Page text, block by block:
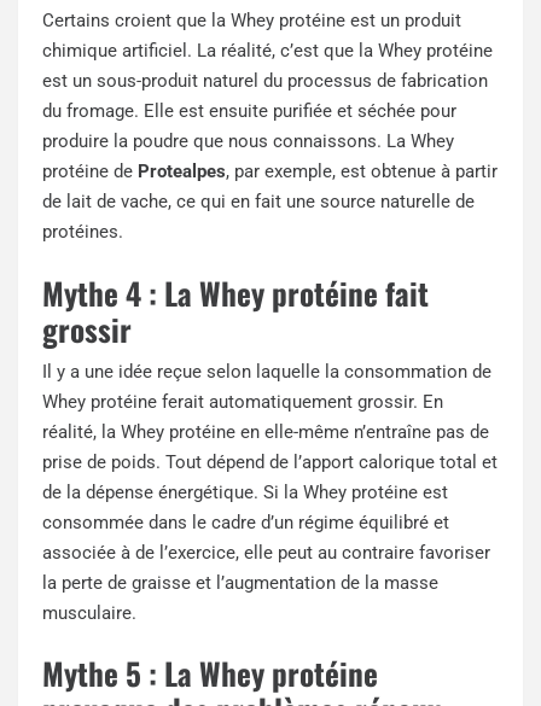
Certains croient que la Whey protéine est un produit
chimique artificiel. La réalité, c’est que la Whey protéine
est un sous-produit naturel du processus de fabrication
du fromage. Elle est ensuite purifiée et séchée pour
produire la poudre que nous connaissons. La Whey
protéine de Protealpes, par exemple, est obtenue à partir
de lait de vache, ce qui en fait une source naturelle de
protéines.
Mythe 4 : La Whey protéine fait
grossir
Il y a une idée reçue selon laquelle la consommation de
Whey protéine ferait automatiquement grossir. En
réalité, la Whey protéine en elle-même n’entraîne pas de
prise de poids. Tout dépend de l’apport calorique total et
de la dépense énergétique. Si la Whey protéine est
consommée dans le cadre d’un régime équilibré et
associée à de l’exercice, elle peut au contraire favoriser
la perte de graisse et l’augmentation de la masse
musculaire.
Mythe 5 : La Whey protéine